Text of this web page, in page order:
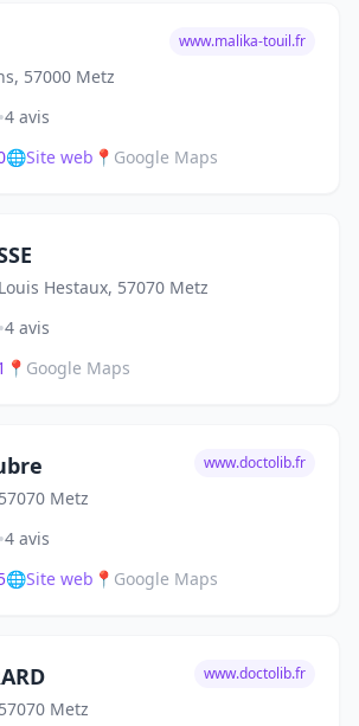
57000 Metz
www.malika-touil.fr
•4 avis
🌐Site web 📍 Google Maps
Hestaux, 57070 Metz
•4 avis
📍 Google Maps
Metz
www.doctolib.fr
•4 avis
🌐Site web 📍 Google Maps
Metz
www.doctolib.fr